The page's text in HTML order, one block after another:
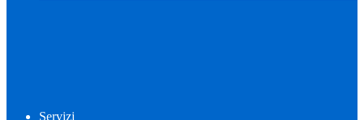
Servizi